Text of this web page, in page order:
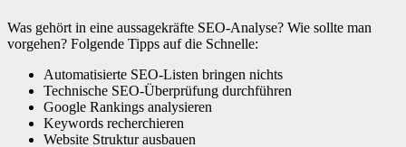
Was gehört in eine aussagekräfte SEO-Analyse? Wie sollte man
vorgehen? Folgende Tipps auf die Schnelle:
Automatisierte SEO-Listen bringen nichts
Technische SEO-Überprüfung durchführen
Google Rankings analysieren
Keywords recherchieren
Website Struktur ausbauen